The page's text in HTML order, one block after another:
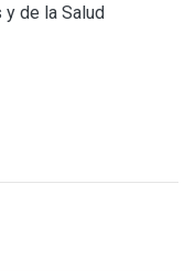
de la Salud